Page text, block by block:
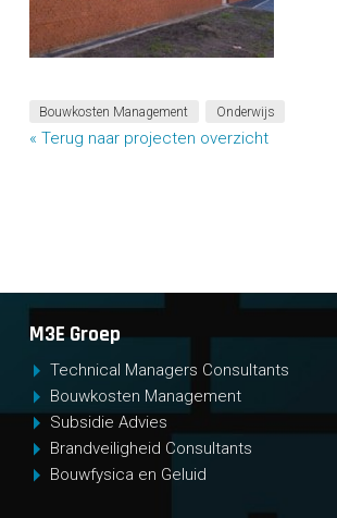
Bouwkosten Management Onderwijs
« Terug naar projecten overzicht
M3E Groep
Technical Managers Consultants
Bouwkosten Management
Subsidie Advies
Brandveiligheid Consultants
Bouwfysica en Geluid